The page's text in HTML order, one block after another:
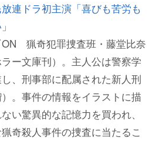
連ドラ初主演「喜びも苦労も
ON 猟奇犯罪捜査班・藤堂比奈
ー文庫刊）。主人公は警察学
、刑事部に配属された新人刑
。事件の情報をイラストに描
い驚異的な記憶力を買われ、
奇殺人事件の捜査に当たるこ